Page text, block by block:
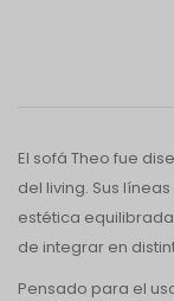
El sofá Theo fue
del living. Sus
estética
de integrar en
Pensado para el